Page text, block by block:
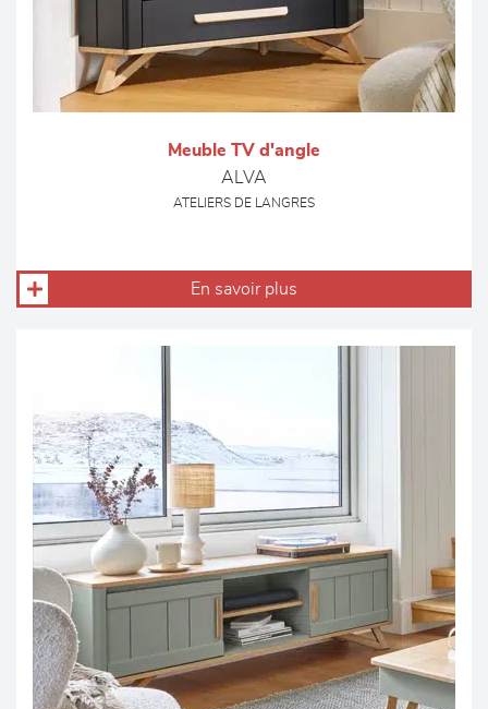
Meuble TV d'angle
ALVA
ATELIERS DE LANGRES
En savoir plus